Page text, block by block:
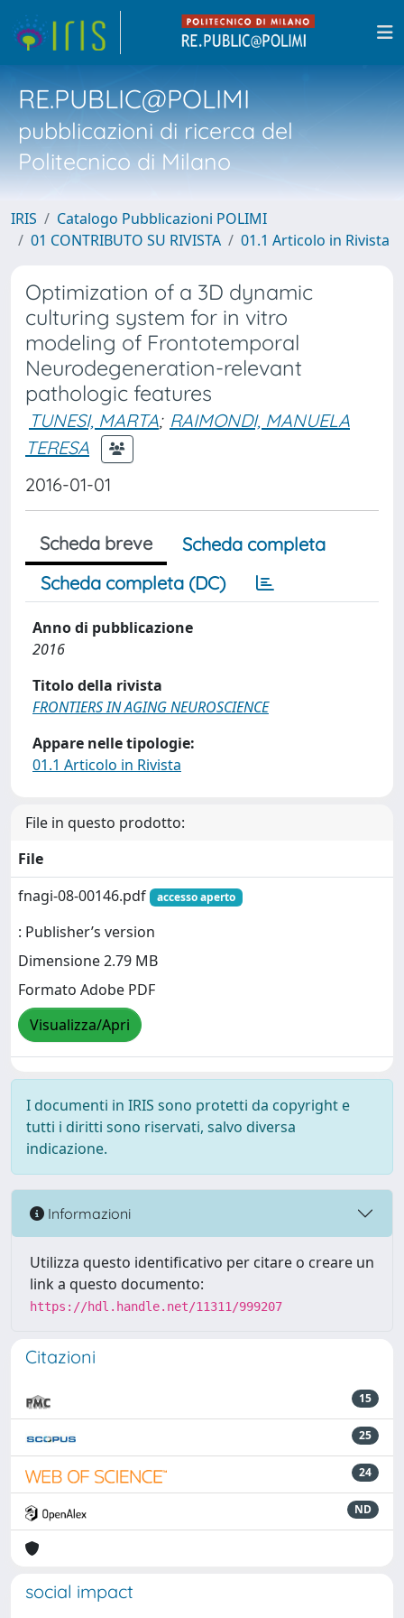
RE.PUBLIC@POLIMI
pubblicazioni di ricerca del
Politecnico di Milano
IRIS
Catalogo Pubblicazioni POLIMI
01 CONTRIBUTO SU RIVISTA
01.1 Articolo in Rivista
Optimization of a 3D dynamic
culturing system for in vitro
modeling of Frontotemporal
Neurodegeneration-relevant
pathologic features
TUNESI, MARTA; RAIMONDI, MANUELA
TERESA
2016-01-01
Scheda breve
Scheda completa
Scheda completa (DC)
Anno di pubblicazione
2016
Titolo della rivista
FRONTIERS IN AGING NEUROSCIENCE
Appare nelle tipologie:
01.1 Articolo in Rivista
File in questo prodotto:
File
fnagi-08-00146.pdf
accesso aperto
: Publisher’s version
Dimensione 2.79 MB
Formato Adobe PDF
Visualizza/Apri
I documenti in IRIS sono protetti da copyright e
tutti i diritti sono riservati, salvo diversa
indicazione.
Informazioni
Utilizza questo identificativo per citare o creare un
link a questo documento:
https://hdl.handle.net/11311/999207
Citazioni
15
25
24
ND
social impact